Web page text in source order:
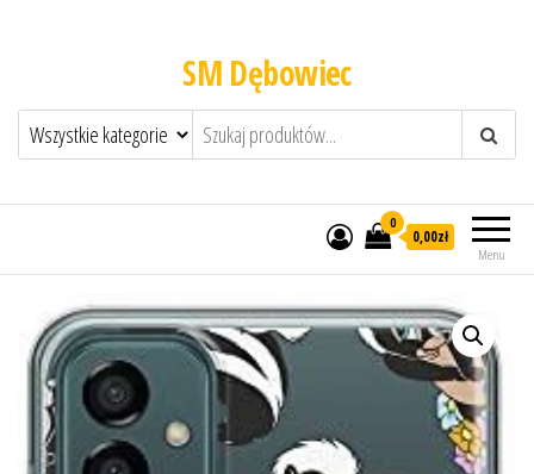
SM Dębowiec
Menu
0
0,00zł